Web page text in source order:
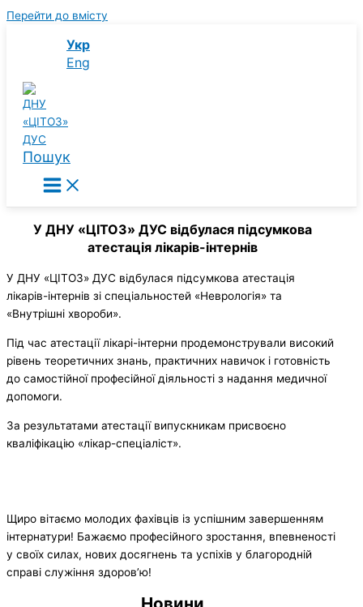
Перейти до вмісту
Укр
Eng
Пошук
У ДНУ «ЦІТОЗ» ДУС відбулася підсумкова
атестація лікарів-інтернів
У ДНУ «ЦІТОЗ» ДУС відбулася підсумкова атестація
лікарів-інтернів зі спеціальностей «Неврологія» та
«Внутрішні хвороби».
Під час атестації лікарі-інтерни продемонстрували високий
рівень теоретичних знань, практичних навичок і готовність
до самостійної професійної діяльності з надання медичної
допомоги.
За результатами атестації випускникам присвоєно
кваліфікацію «лікар-спеціаліст».
Щиро вітаємо молодих фахівців із успішним завершенням
інтернатури! Бажаємо професійного зростання, впевненості
у своїх силах, нових досягнень та успіхів у благородній
справі служіння здоров’ю!